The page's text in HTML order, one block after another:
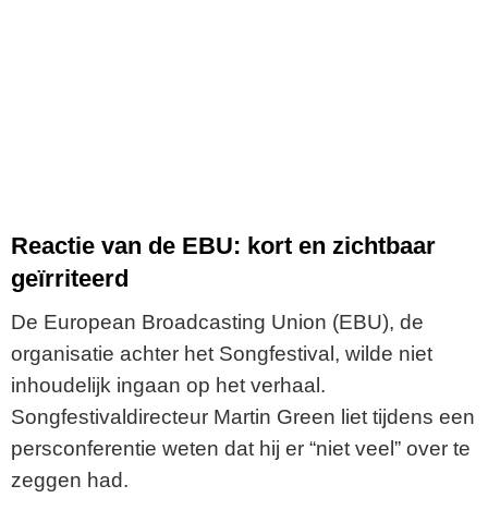
Reactie van de EBU: kort en zichtbaar
geïrriteerd
De European Broadcasting Union (EBU), de
organisatie achter het Songfestival, wilde niet
inhoudelijk ingaan op het verhaal.
Songfestivaldirecteur Martin Green liet tijdens een
persconferentie weten dat hij er “niet veel” over te
zeggen had.